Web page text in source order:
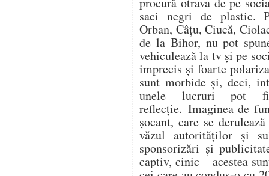
saci negri de plastic.
Orban, Câțu, Ciucă,
de la Bihor, nu pot
vehiculează la tv și pe
imprecis și foarte
sunt morbide și, deci,
unele lucruri pot
reflecție. Imaginea de
șocant, care se
văzul autorităților și
sponsorizări și
captiv, cinic – acestea